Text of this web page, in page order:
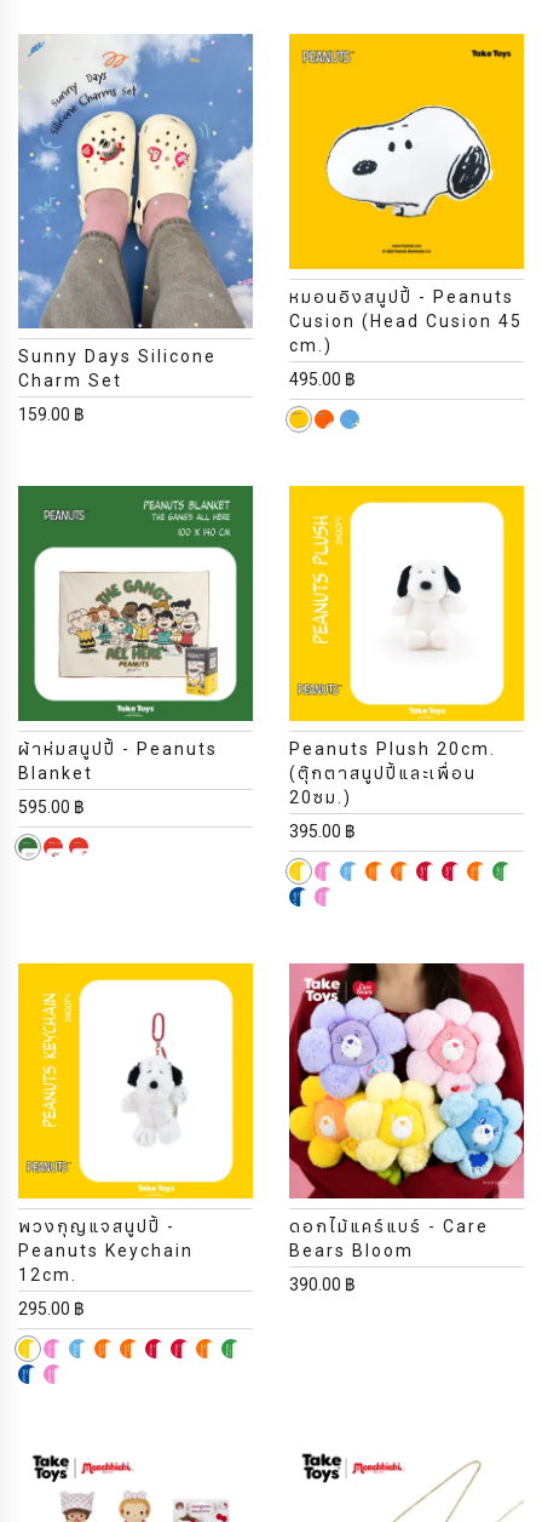
Sunny Days Silicone
Charm Set
159.00 ฿
หมอนอิงสนูปปี้ - Peanuts
Cusion (Head Cusion 45
cm.)
495.00 ฿
ผ้าห่มสนูปปี้ - Peanuts
Blanket
595.00 ฿
Peanuts Plush 20cm.
(ตุ๊กตาสนูปปี้และเพื่อน
20ซม.)
395.00 ฿
พวงกุญแจสนูปปี้ -
Peanuts Keychain
12cm.
295.00 ฿
ดอกไม้แคร์แบร์ - Care
Bears Bloom
390.00 ฿